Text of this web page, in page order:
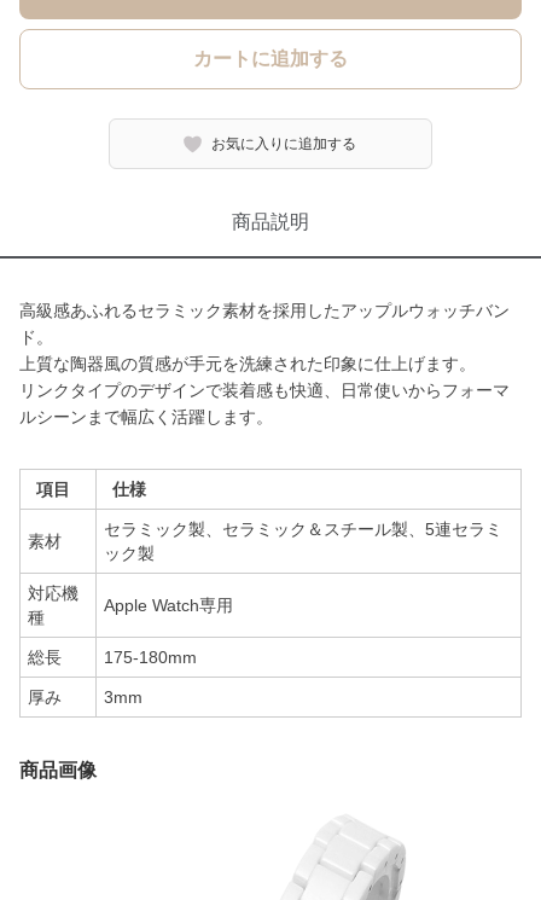
カートに追加する
お気に入りに追加する
商品説明
高級感あふれるセラミック素材を採用したアップルウォッチバン
ド。
上質な陶器風の質感が手元を洗練された印象に仕上げます。
リンクタイプのデザインで装着感も快適、日常使いからフォーマ
ルシーンまで幅広く活躍します。
項目 仕様
素材
セラミック製、セラミック＆スチール製、5連セラミ
ック製
対応機
種
Apple Watch専用
総長 175-180mm
厚み 3mm
商品画像